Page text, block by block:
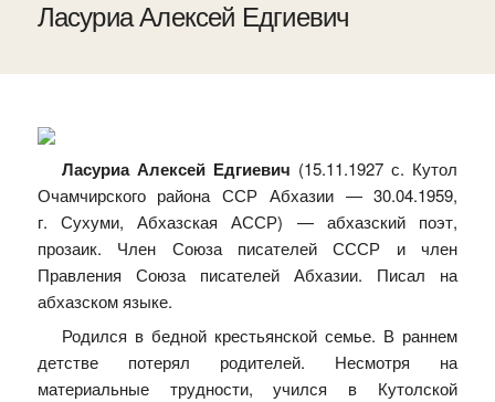
Ласуриа Алексей Едгиевич
Ласуриа Алексей Едгиевич (15.11.1927 с. Кутол
Очамчирского района ССР Абхазии — 30.04.1959,
г. Сухуми, Абхазская АССР) — абхазский поэт,
прозаик. Член Союза писателей СССР и член
Правления Союза писателей Абхазии. Писал на
абхазском языке.
Родился в бедной крестьянской семье. В раннем
детстве потерял родителей. Несмотря на
материальные трудности, учился в Кутолской